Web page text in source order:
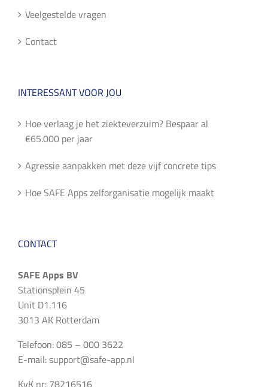
Veelgestelde vragen
Contact
INTERESSANT VOOR JOU
Hoe verlaag je het ziekteverzuim? Bespaar al
€65.000 per jaar
Agressie aanpakken met deze vijf concrete tips
Hoe SAFE Apps zelforganisatie mogelijk maakt
CONTACT
SAFE Apps BV
Stationsplein 45
Unit D1.116
3013 AK Rotterdam
Telefoon: 085 – 000 3622
E-mail:support@safe-app.nl